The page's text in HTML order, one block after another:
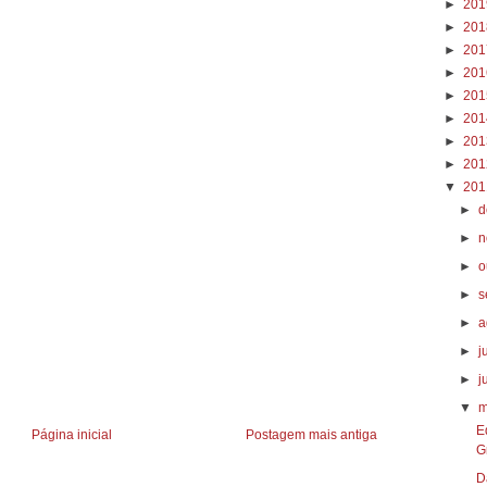
Postagem mais antiga
Página inicial
►
►
►
►
►
►
►
►
▼
►
►
►
►
►
►
►
▼